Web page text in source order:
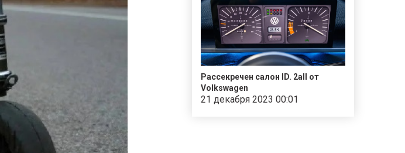
Рассекречен салон ID. 2all от
Volkswagen
21 декабря 2023 00:01